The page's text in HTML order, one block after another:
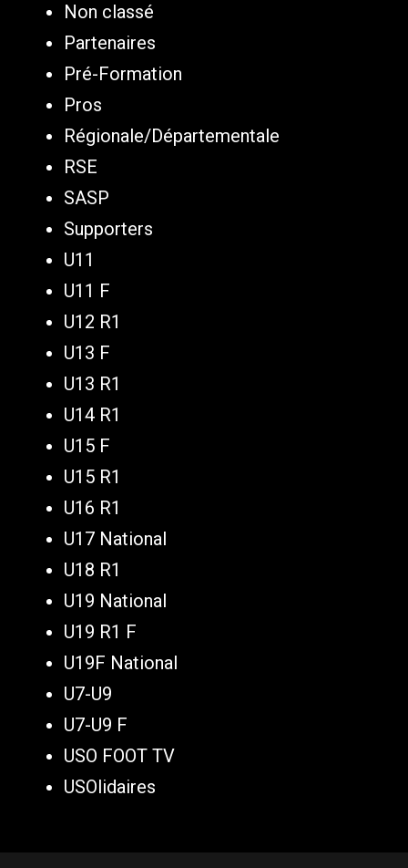
Non classé
Partenaires
Pré-Formation
Pros
Régionale/Départementale
RSE
SASP
Supporters
U11
U11 F
U12 R1
U13 F
U13 R1
U14 R1
U15 F
U15 R1
U16 R1
U17 National
U18 R1
U19 National
U19 R1 F
U19F National
U7-U9
U7-U9 F
USO FOOT TV
USOlidaires